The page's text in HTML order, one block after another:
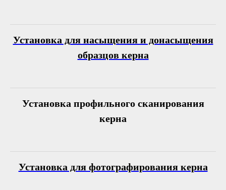
Установка для насыщения и донасыщения
образцов керна
Установка профильного сканирования
керна
Установка для фотографирования керна